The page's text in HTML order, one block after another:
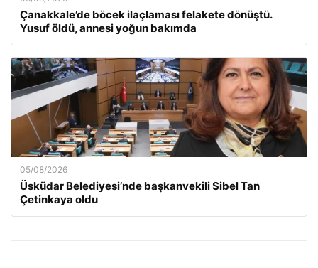
Çanakkale’de böcek ilaçlaması felakete dönüştü.
Yusuf öldü, annesi yoğun bakımda
05/08/2026
Üsküdar Belediyesi’nde başkanvekili Sibel Tan
Çetinkaya oldu